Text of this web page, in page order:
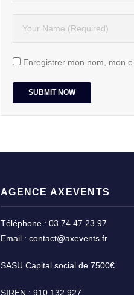
Enregistrer mon nom, mon
AGENCE AXEVENTS
Téléphone : 03.74.47.23.97
Email : contact@axevents.fr
SASU Capital social de 7500€
SIREN : 910 132 927